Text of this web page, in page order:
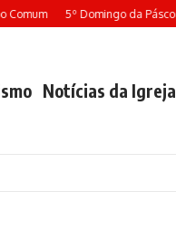
5º Domingo da Páscoa
Notícias da Igreja